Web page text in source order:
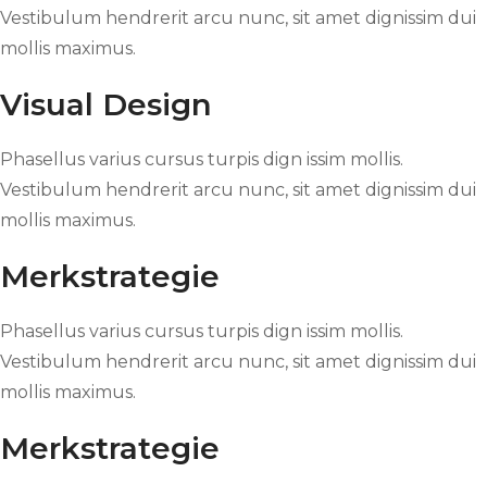
Vestibulum hendrerit arcu nunc, sit amet dignissim dui
mollis maximus.
Visual Design
Phasellus varius cursus turpis dign issim mollis.
Vestibulum hendrerit arcu nunc, sit amet dignissim dui
mollis maximus.
Merkstrategie
Phasellus varius cursus turpis dign issim mollis.
Vestibulum hendrerit arcu nunc, sit amet dignissim dui
mollis maximus.
Merkstrategie